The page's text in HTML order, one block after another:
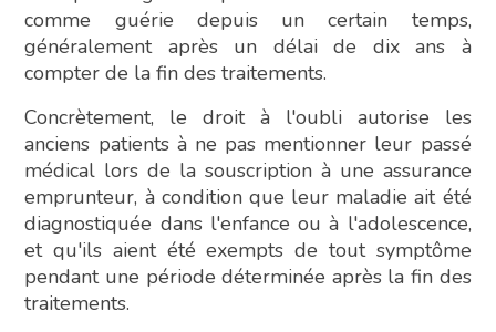
comme guérie depuis un certain temps,
généralement après un délai de dix ans à
compter de la fin des traitements.
Concrètement, le droit à l'oubli autorise les
anciens patients à ne pas mentionner leur passé
médical lors de la souscription à une assurance
emprunteur, à condition que leur maladie ait été
diagnostiquée dans l'enfance ou à l'adolescence,
et qu'ils aient été exempts de tout symptôme
pendant une période déterminée après la fin des
traitements.